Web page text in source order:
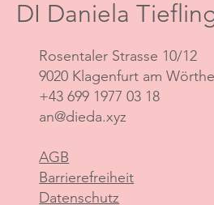
DI Daniela
Rosentaler Strasse 10/12
9020 Klagenfurt am
+43 699 1977 03 18
an@dieda.xyz
AGB
Barrierefreiheit
Datenschutz